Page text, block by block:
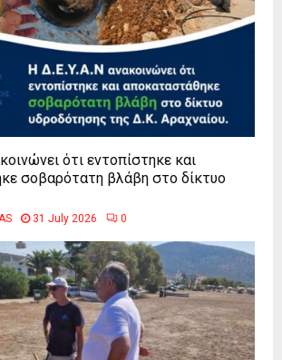
ότι εντοπίστηκε και
σοβαρότατη βλάβη στο δίκτυο
31 July 2026 0